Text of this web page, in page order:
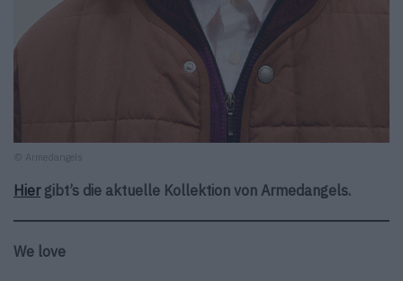
© Armedangels
Hiergibt’s die aktuelle Kollektion von Armedangels.
We love